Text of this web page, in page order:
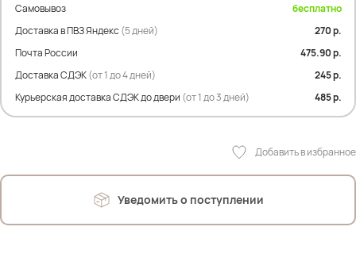
ПОГ- 48 см
ПОБ- 61 см
Дл.рукава- 6 см
На фото модель Дарья.
Параметры: рост 175см; ОГ 107см; ОТ 90см; ОЖ 112см; ОБ 120см
Самовывоз
бесплатно
Доставка в ПВЗ Яндекс (5 дней)
270 р.
Почта России
475.90 р.
Доставка СДЭК(от 1 до 4 дней)
245 р.
Курьерская доставка СДЭК до двери (от 1 до 3 дней) 485 р.
Добавить в избранное
Уведомить о поступлении